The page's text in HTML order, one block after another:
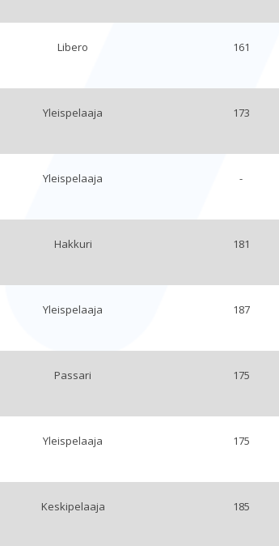
Libero 161
Yleispelaaja 173
Yleispelaaja -
Hakkuri 181
Yleispelaaja 187
Passari 175
Yleispelaaja 175
Keskipelaaja 185